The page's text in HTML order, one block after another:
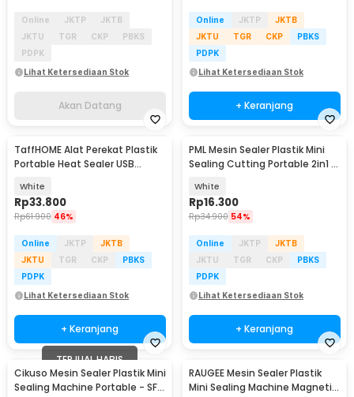
Online JKTP
JKTB
JKTU
TGR CKP
PBKS
PDPK
Lihat Ketersediaan Stok
Akan Datang
Online JKTP
JKTB
JKTU
TGR CKP
PBKS
PDPK
Lihat Ketersediaan Stok
+ Keranjang
TaffHOME Alat Perekat Plastik
Portable Heat Sealer USB
White
Rp33.800
Rp61.900 46%
Online JKTP
JKTB
JKTU
TGR CKP
PBKS
PDPK
Lihat Ketersediaan Stok
+ Keranjang
PML Mesin Sealer Plastik Mini
Sealing Cutting Portable 2in1 -
White
Rp16.300
Rp34.900 54%
Online JKTP
JKTB
JKTU
TGR CKP
PBKS
PDPK
Lihat Ketersediaan Stok
+ Keranjang
TERJUAL HABIS
Cikuso Mesin Sealer Plastik Mini
Sealing Machine Portable - SF-
Akan Datang
RAUGEE Mesin Sealer Plastik
Mini Sealing Machine Magnetic